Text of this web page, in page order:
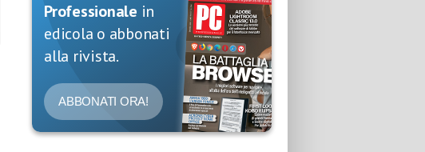
Professionale in
edicola o abbonati
alla rivista.
ABBONATI ORA!